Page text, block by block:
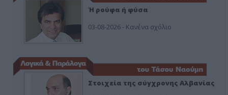
Ή ρούφα ή φύσα
03-08-2026 - Κανένα σχόλιο
Στοιχεία της σύγχρονης Αλβανίας